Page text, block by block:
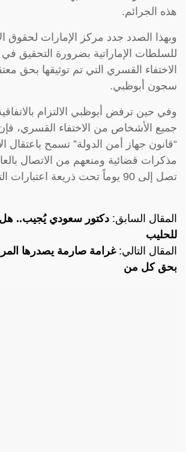
هذه الجرائم.
وبهذا الصدد جدد مركز الإمارات لحقوق
للسلطات الإماراتية بضرورة التحقيق
الاختفاء القسري التي تم توثيقها بحق
سجون أبوظبي.
وفي حين ترفض أبوظبي الالتزام
جميع الأشخاص من الاختفاء القسري، فإن
“قانون جهاز أمن الدولة” تسمح
مذكرات قضائية ومنعهم من الاتصال
تصل إلى 90 يوماً تحت ذريعة اعتبارات التحقيق.
المقال السابق: دكتور سعودي يُجيب.. هل
للحليب
المقال التالي:غرامة صارمة يصدرها
بحق كل من